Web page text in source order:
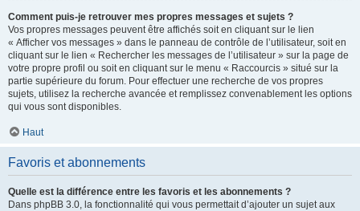
Comment puis-je retrouver mes propres messages et sujets ?
Vos propres messages peuvent être affichés soit en cliquant sur le lien
« Afficher vos messages » dans le panneau de contrôle de l’utilisateur, soit en
cliquant sur le lien « Rechercher les messages de l’utilisateur » sur la page de
votre propre profil ou soit en cliquant sur le menu « Raccourcis » situé sur la
partie supérieure du forum. Pour effectuer une recherche de vos propres
sujets, utilisez la recherche avancée et remplissez convenablement les options
qui vous sont disponibles.
Haut
Favoris et abonnements
Quelle est la différence entre les favoris et les abonnements ?
Dans phpBB 3.0, la fonctionnalité qui vous permettait d’ajouter un sujet aux